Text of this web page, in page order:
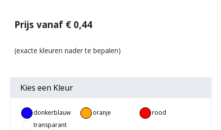
Prijs vanaf € 0,44
Kies een Kleur
donkerblauw oranje
rood
transparant